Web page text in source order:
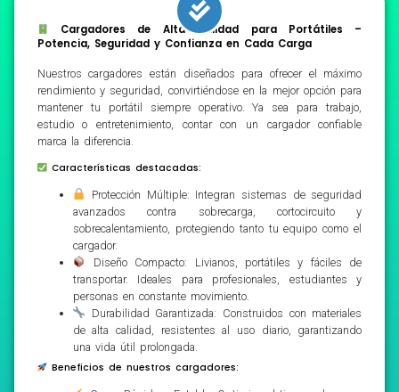
Cargadores de Alta Calidad para Portátiles –
Potencia, Seguridad y Confianza en Cada Carga
Nuestros cargadores están diseñados para ofrecer el máximo
rendimiento y seguridad, convirtiéndose en la mejor opción para
mantener tu portátil siempre operativo. Ya sea para trabajo,
estudio o entretenimiento, contar con un cargador confiable
marca la diferencia.
Características destacadas:
Protección Múltiple: Integran sistemas de seguridad
avanzados contra sobrecarga, cortocircuito y
sobrecalentamiento, protegiendo tanto tu equipo como el
cargador.
Diseño Compacto: Livianos, portátiles y fáciles de
transportar. Ideales para profesionales, estudiantes y
personas en constante movimiento.
Durabilidad Garantizada: Construidos con materiales
de alta calidad, resistentes al uso diario, garantizando
una vida útil prolongada.
Beneficios de nuestros cargadores: